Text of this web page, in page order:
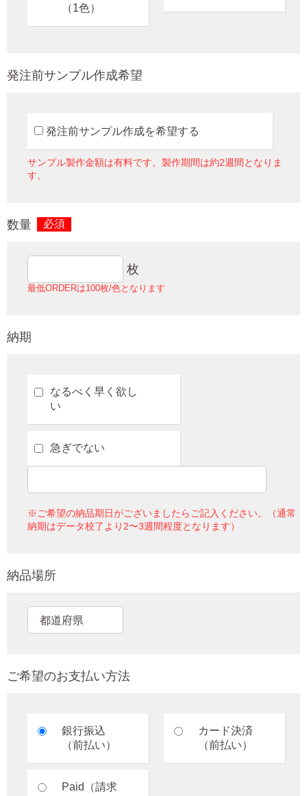
（1色）
発注前サンプル作成希望
発注前サンプル作成を希望する
サンプル製作金額は有料です。製作期間は約2週間となりま
す。
数量 必須
枚
最低ORDERは100枚/色となります
納期
なるべく早く欲し
い
急ぎでない
※ご希望の納品期日がございましたらご記入ください。（通常
納期はデータ校了より2〜3週間程度となります）
納品場所
ご希望のお支払い方法
銀行振込
（前払い）
カード決済
（前払い）
Paid（請求